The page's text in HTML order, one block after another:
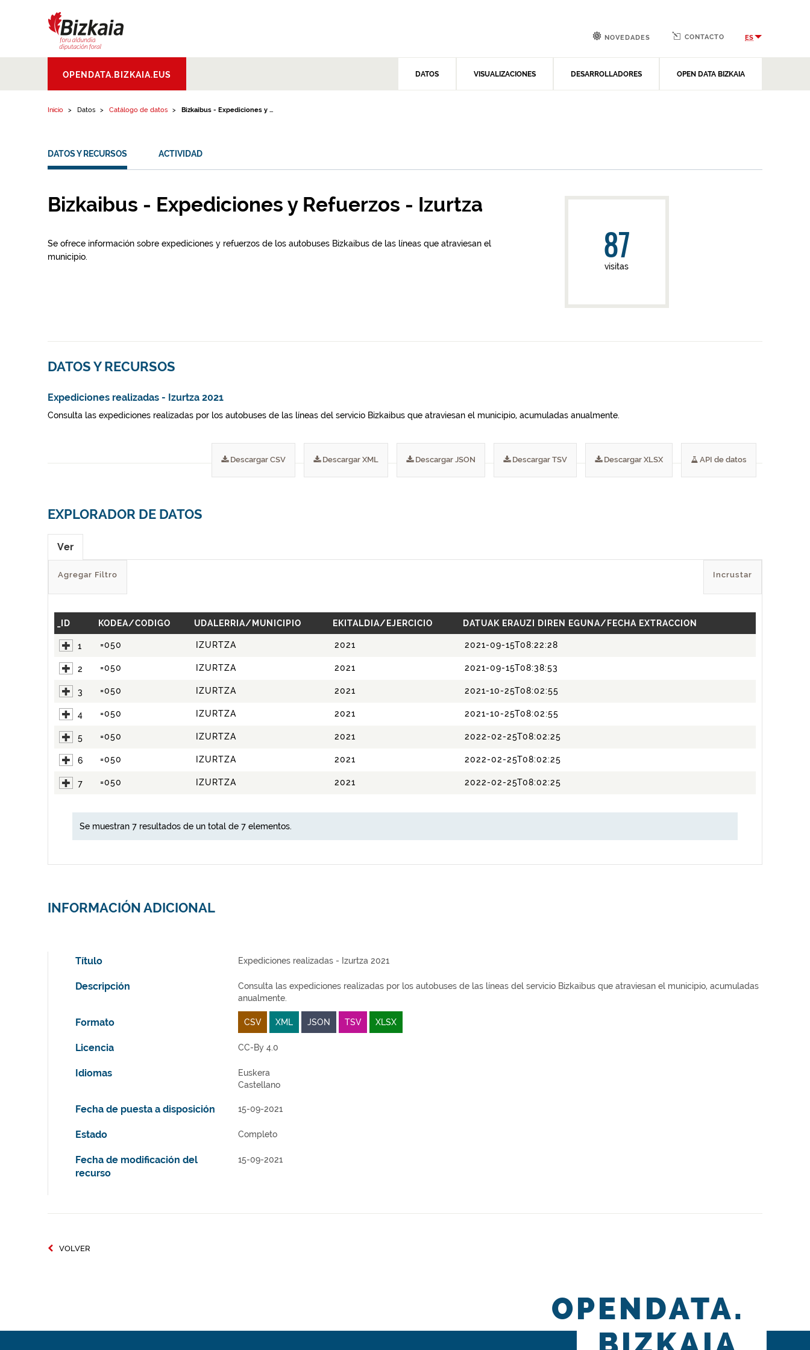
Aldundia.Diputacion
Foral de Bizkaia
OPENDATA.BIZKAIA.EUS DATOS VISUALIZACIONES DESARROLLADORES OPEN DATA BIZKAIA
NOVEDADES CONTACTO ES
Inicio Datos Catálogo de datos Bizkaibus - Expediciones y ...
DATOS Y RECURSOS ACTIVIDAD
Bizkaibus - Expediciones y Refuerzos - Izurtza
Se ofrece información sobre expediciones y refuerzos de los autobuses Bizkaibus de las líneas que atraviesan el
municipio.
87
visitas
DATOS Y RECURSOS
Expediciones realizadas - Izurtza 2021
Consulta las expediciones realizadas por los autobuses de las líneas del servicio Bizkaibus que atraviesan el municipio, acumuladas anualmente.
Descargar CSV Descargar XML Descargar JSON Descargar TSV Descargar XLSX API de datos
EXPLORADOR DE DATOS
Ver
Incrustar
Agregar Filtro
_ID KODEA/CODIGO UDALERRIA/MUNICIPIO EKITALDIA/EJERCICIO DATUAK ERAUZI DIREN EGUNA/FECHA EXTRACCION
1 =050 IZURTZA 2021 2021-09-15T08:22:28
2 =050 IZURTZA 2021 2021-09-15T08:38:53
3 =050 IZURTZA 2021 2021-10-25T08:02:55
4 =050 IZURTZA 2021 2021-10-25T08:02:55
5 =050 IZURTZA 2021 2022-02-25T08:02:25
6 =050 IZURTZA 2021 2022-02-25T08:02:25
7 =050 IZURTZA 2021 2022-02-25T08:02:25
Se muestran 7 resultados de un total de 7 elementos.
INFORMACIÓN ADICIONAL
Título Expediciones realizadas - Izurtza 2021
Descripción
Consulta las expediciones realizadas por los autobuses de las líneas del servicio Bizkaibus que atraviesan el municipio, acumuladas
anualmente.
Formato CSV XML JSON TSV XLSX
Licencia CC-By 4.0
Idiomas
Euskera
Castellano
Fecha de puesta a disposición 15-09-2021
Estado Completo
Fecha de modificación del
recurso
15-09-2021
VOLVER
OPENDATA.